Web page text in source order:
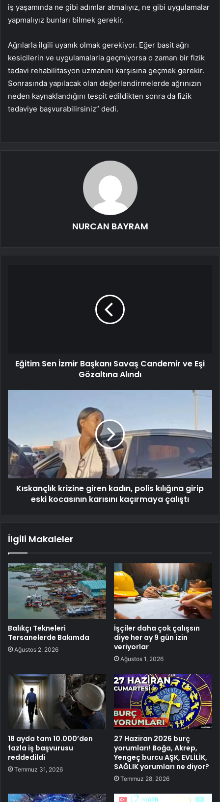
iş yaşamında ne gibi adımlar atmalıyız, ne gibi uygulamalar
yapmalıyız bunları bilmek gerekir.
Ağrılarla ilgili uyanık olmak gerekiyor. Eğer basit ağrı
kesicilerin ve uygulamalarla geçmiyorsa o zaman bir fizik
tedavi rehabilitasyon uzmanını karşısına geçmek gerekir.
Sonrasında yapılacak olan değerlendirmelerde ağrınızın
neden kaynaklandığını tespit edildikten sonra da fizik
tedaviye başvurabilirsiniz” dedi.
NURCAN BAYRAM
Eğitim Sen İzmir Başkanı Savaş Candemir ve Eşi
Gözaltına Alındı
Kıskançlık krizine giren kadın, polis kılığına girip
eski kocasının karısını kaçırmaya çalıştı
İlgili Makaleler
Balıkçı Tekneleri
Tersanelerde Bakımda
Ağustos 2, 2026
İşçiler daha çok çalışsın
diye her ay 9 gün izin
veriyorlar
Ağustos 1, 2026
18 ayda tam 10.000’den
fazla iş başvurusu
reddedildi
Temmuz 31, 2026
27 Haziran 2026 burç
yorumları! Boğa, Akrep,
Yengeç burcu AŞK, EVLİLİK,
SAĞLIK yorumları ne diyor?
Temmuz 28, 2026